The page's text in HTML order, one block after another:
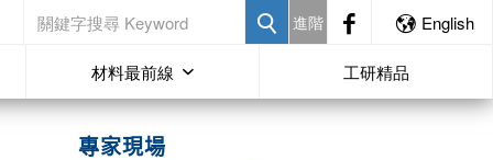
進階 English
材料最前線 工研精品
專家現場